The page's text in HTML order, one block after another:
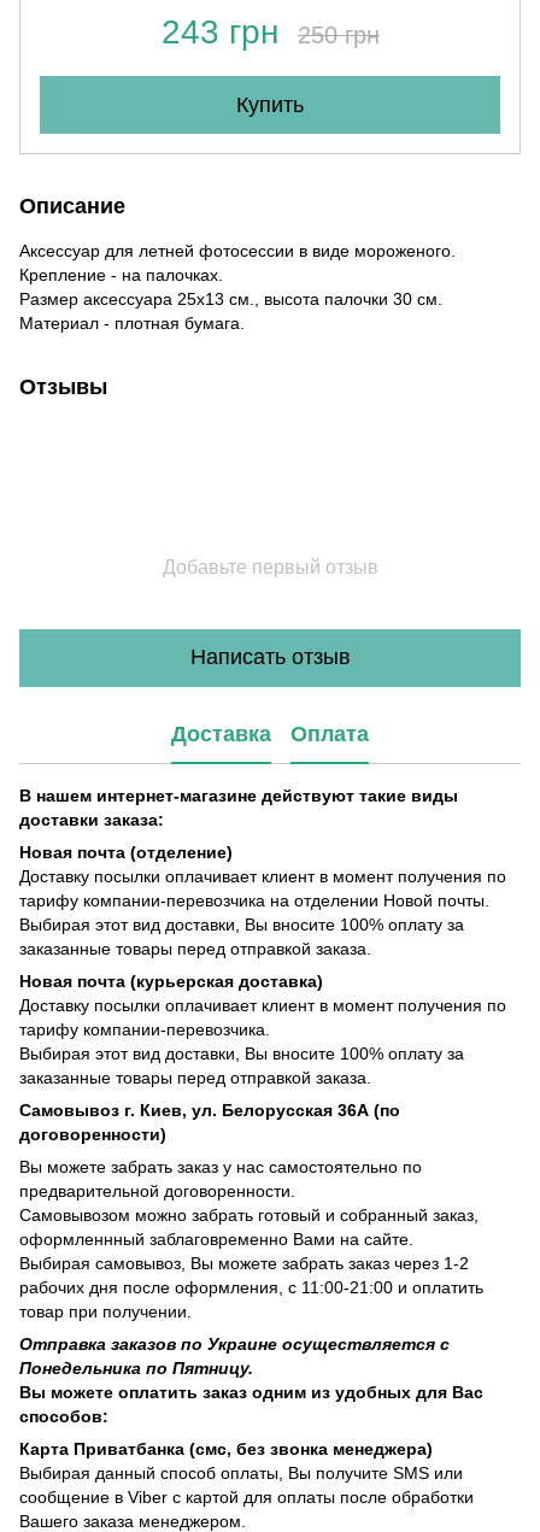
243 грн 250 грн
Купить
Описание
Аксессуар для летней фотосессии в виде мороженого.
Крепление - на палочках.
Размер аксессуара 25х13 см., высота палочки 30 см.
Материал - плотная бумага.
Отзывы
Добавьте первый отзыв
Написать отзыв
Доставка Оплата
В нашем интернет-магазине действуют такие виды
доставки заказа:
Новая почта (отделение)
Доставку посылки оплачивает клиент в момент получения по
тарифу компании-перевозчика на отделении Новой почты.
Выбирая этот вид доставки, Вы вносите 100% оплату за
заказанные товары перед отправкой заказа.
Новая почта (курьерская доставка)
Доставку посылки оплачивает клиент в момент получения по
тарифу компании-перевозчика.
Выбирая этот вид доставки, Вы вносите 100% оплату за
заказанные товары перед отправкой заказа.
Самовывоз г. Киев, ул. Белорусская 36А (по
договоренности)
Вы можете забрать заказ у нас самостоятельно по
предварительной договоренности.
Самовывозом можно забрать готовый и собранный заказ,
оформленнный заблаговременно Вами на сайте.
Выбирая самовывоз, Вы можете забрать заказ через 1-2
рабочих дня после оформления, с 11:00-21:00 и оплатить
товар при получении.
Отправка заказов по Украине осуществляется с
Понедельника по Пятницу.
Вы можете оплатить заказ одним из удобных для Вас
способов:
Карта Приватбанка (смс, без звонка менеджера)
Выбирая данный способ оплаты, Вы получите SMS или
сообщение в Viber с картой для оплаты после обработки
Вашего заказа менеджером.